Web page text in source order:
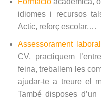
Formació acadèmica,
idiomes i recursos
Actic, reforç escolar,…
Assessorament laboral
CV, practiquem
feina, treballem les
ajudar-te a treure el
També disposes